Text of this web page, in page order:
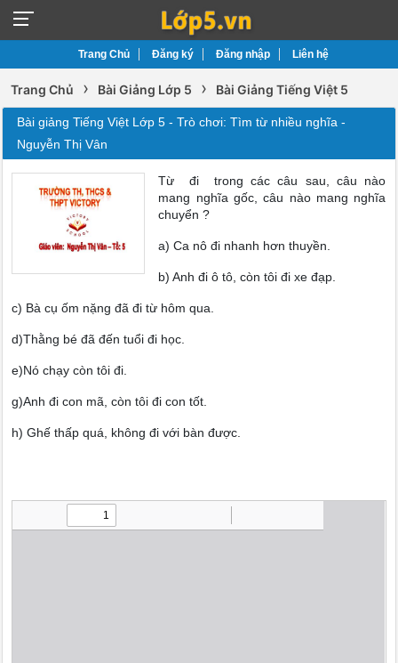
Trang Chủ Đăng ký Đăng nhập Liên hệ
Trang Chủ › Bài Giảng Lớp 5 › Bài Giảng Tiếng Việt 5
Bài giảng Tiếng Việt Lớp 5 - Trò chơi: Tìm từ nhiều nghĩa -
Nguyễn Thị Vân
Từ đi trong các câu sau, câu nào
mang nghĩa gốc, câu nào mang nghĩa
chuyển ?
a) Ca nô đi nhanh hơn thuyền.
b) Anh đi ô tô, còn tôi đi xe đạp.
c) Bà cụ ốm nặng đã đi từ hôm qua.
d)Thằng bé đã đến tuổi đi học.
e)Nó chạy còn tôi đi.
g)Anh đi con mã, còn tôi đi con tốt.
h) Ghế thấp quá, không đi với bàn được.